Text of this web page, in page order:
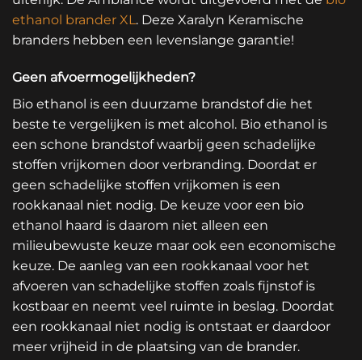
ethanol brander XL . Deze Xaralyn Keramische
branders hebben een levenslange garantie!
Geen afvoermogelijkheden?
Bio ethanol is een duurzame brandstof die het
beste te vergelijken is met alcohol. Bio ethanol is
een schone brandstof waarbij geen schadelijke
stoffen vrijkomen door verbranding. Doordat er
geen schadelijke stoffen vrijkomen is een
rookkanaal niet nodig. De keuze voor een bio
ethanol haard is daarom niet alleen een
milieubewuste keuze maar ook een economische
keuze. De aanleg van een rookkanaal voor het
afvoeren van schadelijke stoffen zoals fijnstof is
kostbaar en neemt veel ruimte in beslag. Doordat
een rookkanaal niet nodig is ontstaat er daardoor
meer vrijheid in de plaatsing van de brander.